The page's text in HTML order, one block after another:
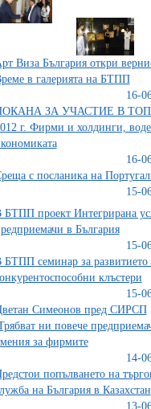
Виза България откри
в галерията на БТПП
16-
ЗА УЧАСТИЕ В ТОП
г. Фирми и холдинги,
16-
с посланика на
15-
БТПП проект Интегрирана
в България
15-
БТПП семинар за развитието
клъстери
15-
Симеонов пред СИРСП
ни повече
за фирмите
14-
попълването на
на България в Казахстан
13-